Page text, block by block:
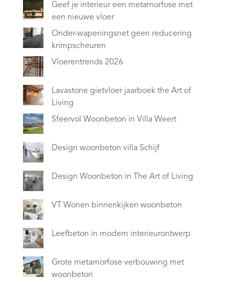
Geef je interieur een metamorfose met
een nieuwe vloer
Onder-wapeningsnet geen reducering
krimpscheuren
Vloerentrends 2026
Lavastone gietvloer jaarboek the Art of
Living
Sfeervol Woonbeton in Villa Weert
Design woonbeton villa Schijf
Design Woonbeton in The Art of Living
VT Wonen binnenkijken woonbeton
Leefbeton in modern interieurontwerp
Grote metamorfose verbouwing met
woonbeton